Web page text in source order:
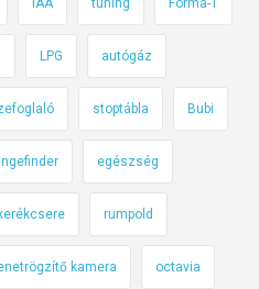
IAA tuning Forma-1
LPG autógáz
stoptábla Bubi
egészség
kerékcsere rumpold
kamera octavia